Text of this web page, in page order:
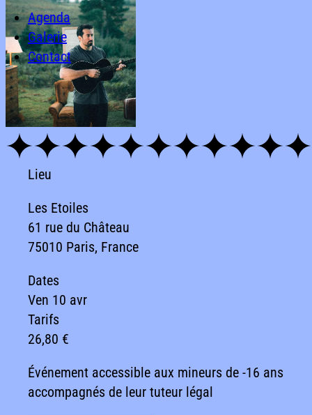
Agenda
Galerie
Contact
Lieu
Les Etoiles
61 rue du Château
75010 Paris, France
Dates
Ven 10 avr
Tarifs
26,80 €
Événement accessible aux mineurs de -16 ans
accompagnés de leur tuteur légal